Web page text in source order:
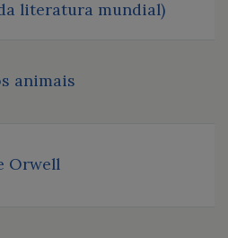
literatura mundial)
animais
Orwell